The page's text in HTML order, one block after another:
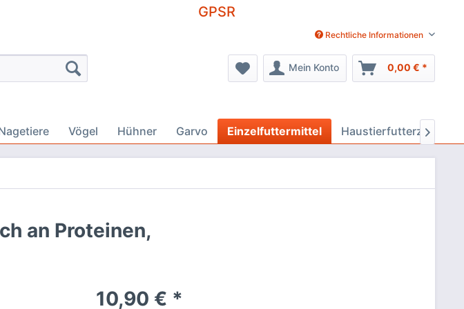
GPSR
Rechtliche Informationen
Mein Konto 0,00 € *
Vögel Hühner Garvo Einzelfuttermittel Haustierfutterzusätze

an Proteinen,
10,90 € *